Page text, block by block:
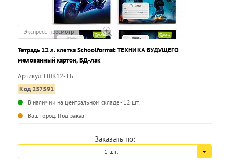
Экспресс-просмотр
Тетрадь 12 л. клетка Schoolformat ТЕХНИКА БУДУЩЕГО
мелованный картон, ВД-лак
Артикул ТШК12-ТБ
Код 257591
В наличии на центральном складе - 12 шт.
Ваш город: Под заказ
Заказать по:
1 шт.